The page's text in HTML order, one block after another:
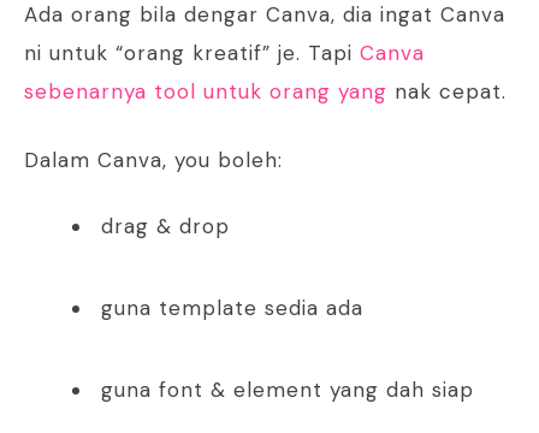
Ada orang bila dengar Canva, dia ingat Canva
ni untuk “orang kreatif” je. Tapi Canva
sebenarnya tool untuk orang yang nak cepat.
Dalam Canva, you boleh:
drag & drop
guna template sedia ada
guna font & element yang dah siap